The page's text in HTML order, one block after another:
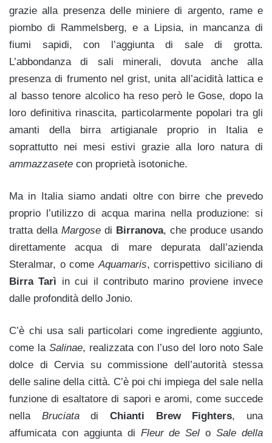
grazie alla presenza delle miniere di argento, rame e
piombo di Rammelsberg, e a Lipsia, in mancanza di
fiumi sapidi, con l’aggiunta di sale di grotta.
L’abbondanza di sali minerali, dovuta anche alla
presenza di frumento nel grist, unita all’acidità lattica e
al basso tenore alcolico ha reso però le Gose, dopo la
loro definitiva rinascita, particolarmente popolari tra gli
amanti della birra artigianale proprio in Italia e
soprattutto nei mesi estivi grazie alla loro natura di
ammazzasete con proprietà isotoniche.
Ma in Italia siamo andati oltre con birre che prevedo
proprio l’utilizzo di acqua marina nella produzione: si
tratta della Margose di Birranova, che produce usando
direttamente acqua di mare depurata dall’azienda
Steralmar, o comeAquamaris, corrispettivo siciliano di
Birra Tarì in cui il contributo marino proviene invece
dalle profondità dello Jonio.
C’è chi usa sali particolari come ingrediente aggiunto,
come la Salinae, realizzata con l’uso del loro noto Sale
dolce di Cervia su commissione dell’autorità stessa
delle saline della città. C’è poi chi impiega del sale nella
funzione di esaltatore di sapori e aromi, come succede
nella BruciatadiChianti Brew Fighters, una
affumicata con aggiunta di Fleur de Sel oSale della